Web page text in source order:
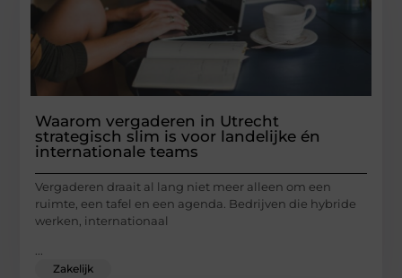
Waarom vergaderen in Utrecht
strategisch slim is voor landelijke én
internationale teams
Vergaderen draait al lang niet meer alleen om een
ruimte, een tafel en een agenda. Bedrijven die hybride
werken, internationaal
Zakelijk